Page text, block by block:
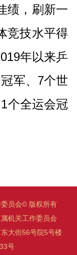
绩，刷新一
竞技水平得
年以来乒
军、7个世
个全运会冠
员会© 版权所有
机关工作委员会
大街56号院5号楼
号